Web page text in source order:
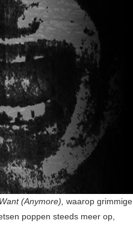
(Anymore), waarop grimmige
poppen steeds meer op,